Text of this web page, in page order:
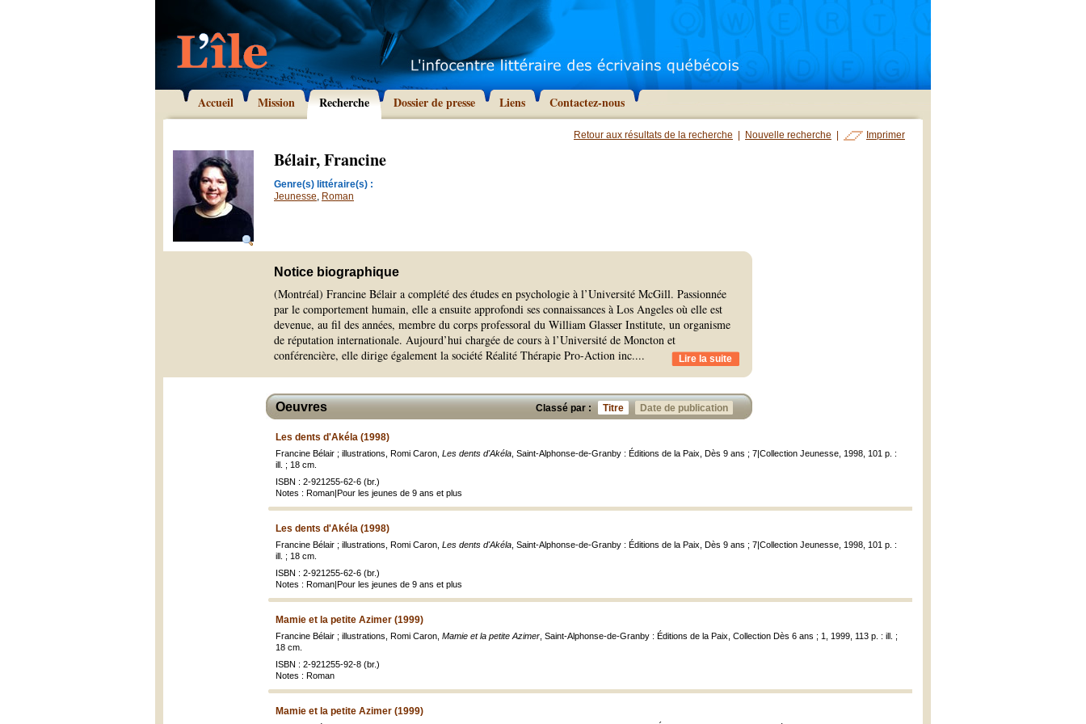
Accueil Mission Recherche Dossier de presse Liens Contactez-nous
Retour aux résultats de la recherche Nouvelle recherche Imprimer
Bélair, Francine
Genre(s) littéraire(s) :
Jeunesse, Roman
Notice biographique
(Montréal) Francine Bélair a complété des études en psychologie à l’Université McGill. Passionnée
par le comportement humain, elle a ensuite approfondi ses connaissances à Los Angeles où elle est
devenue, au fil des années, membre du corps professoral du William Glasser Institute, un organisme
de réputation internationale. Aujourd’hui chargée de cours à l’Université de Moncton et
conférencière, elle dirige également la société Réalité Thérapie Pro-Action inc.... Lire la suite
Classé par : Titre Date de publication
Oeuvres
Les dents d'Akéla (1998)
Francine Bélair ; illustrations, Romi Caron, Les dents d'Akéla , Saint-Alphonse-de-Granby : Éditions de la Paix, Dès 9 ans ; 7|Collection Jeunesse, 1998, 101 p. :
ill. ; 18 cm.
ISBN : 2-921255-62-6 (br.)
Notes : Roman|Pour les jeunes de 9 ans et plus
Les dents d'Akéla (1998)
Francine Bélair ; illustrations, Romi Caron, Les dents d'Akéla , Saint-Alphonse-de-Granby : Éditions de la Paix, Dès 9 ans ; 7|Collection Jeunesse, 1998, 101 p. :
ill. ; 18 cm.
ISBN : 2-921255-62-6 (br.)
Notes : Roman|Pour les jeunes de 9 ans et plus
Mamie et la petite Azimer (1999)
Francine Bélair ; illustrations, Romi Caron, Mamie et la petite Azimer , Saint-Alphonse-de-Granby : Éditions de la Paix, Collection Dès 6 ans ; 1, 1999, 113 p. : ill. ;
18 cm.
ISBN : 2-921255-92-8 (br.)
Notes : Roman
Mamie et la petite Azimer (1999)